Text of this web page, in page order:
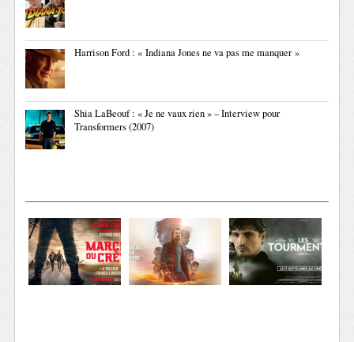
Harrison Ford : « Indiana Jones ne va pas me manquer »
Shia LaBeouf : « Je ne vaux rien » – Interview pour
Transformers (2007)